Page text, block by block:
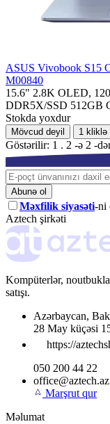
ASUS Vivobook S15
M00840
15.6" 2.8K OLED,
DDR5X/SSD 512GB
Stokda yoxdur
Mövcud deyil 1 kliklə
Göstərilir: 1 . 2 -ə 2 -
Abunə ol
Məxfilik siyasəti-ni
Aztech şirkəti
Kompüterlər,
satışı.
Azərbaycan,
28 May küçəsi
https://
050 200 44 22
office@aztech.az
Marşrut qur
Məlumat